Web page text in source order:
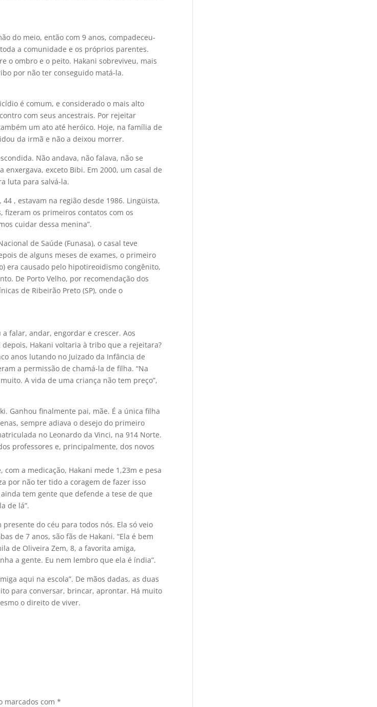
do meio, então com 9 anos, compadeceu-
a comunidade e os próprios parentes.
o ombro e o peito. Hakani sobreviveu, mais
por não ter conseguido matá-la.
é comum, e considerado o mais alto
com seus ancestrais. Por rejeitar
um ato até heróico. Hoje, na família de
da irmã e não a deixou morrer.
Não andava, não falava, não se
exceto Bibi. Em 2000, um casal de
luta para salvá-la.
, estavam na região desde 1986. Lingüista,
fizeram os primeiros contatos com os
cuidar dessa menina”.
de Saúde (Funasa), o casal teve
de alguns meses de exames, o primeiro
era causado pelo hipotireoidismo congênito,
De Porto Velho, por recomendação dos
de Ribeirão Preto (SP), onde o
falar, andar, engordar e crescer. Aos
Hakani voltaria à tribo que a rejeitara?
anos lutando no Juizado da Infância de
a permissão de chamá-la de filha. “Na
A vida de uma criança não tem preço”,
Ganhou finalmente pai, mãe. É a única filha
sempre adiava o desejo do primeiro
no Leonardo da Vinci, na 914 Norte.
professores e, principalmente, dos novos
a medicação, Hakani mede 1,23m e pesa
por não ter tido a coragem de fazer isso
tem gente que defende a tese de que
de lá”.
do céu para todos nós. Ela só veio
de 7 anos, são fãs de Hakani. “Ela é bem
de Oliveira Zem, 8, a favorita amiga,
a gente. Eu nem lembro que ela é índia”.
aqui na escola”. De mãos dadas, as duas
para conversar, brincar, aprontar. Há muito
o direito de viver.
marcados com*